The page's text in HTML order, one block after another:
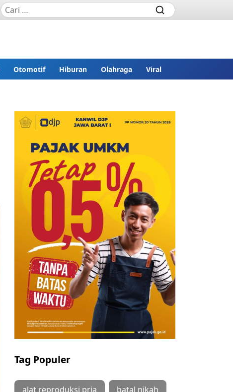
Otomotif Hiburan Olahraga Viral
Tag Populer
alat reproduksi pria batal nikah